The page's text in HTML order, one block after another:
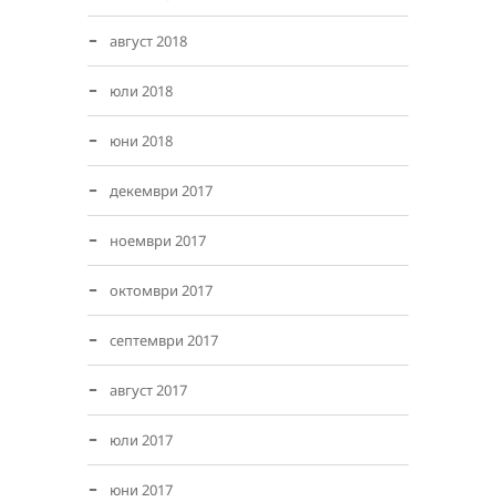
август 2018
юли 2018
юни 2018
декември 2017
ноември 2017
октомври 2017
септември 2017
август 2017
юли 2017
юни 2017